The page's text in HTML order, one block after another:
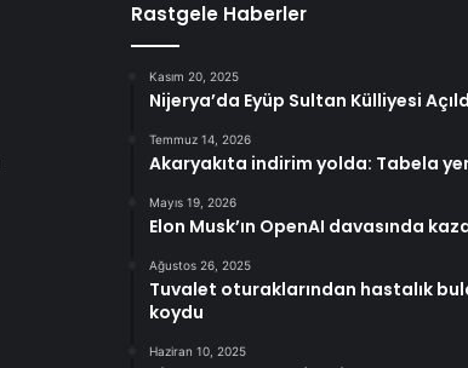
Rastgele Haberler
Kasım 20, 2025
Nijerya’da Eyüp Sultan Külliyesi
Temmuz 14, 2026
Akaryakıta indirim yolda: Tabela
Mayıs 19, 2026
Elon Musk’ın OpenAI davasında
Ağustos 26, 2025
Tuvalet oturaklarından hastalık
koydu
Haziran 10, 2025